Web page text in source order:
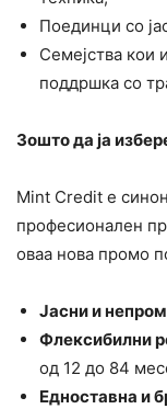
Поединци со
Семејства кои
поддршка со
Зошто да ја
Mint Credit е
професионален
оваа нова промо
Јасни и
Флексибилни
од 12 до 84
Едноставна и